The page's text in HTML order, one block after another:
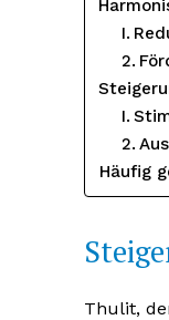
Häufig
Thulit,